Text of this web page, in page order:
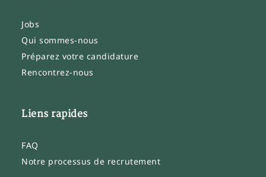
Jobs
Qui sommes-nous
Préparez votre candidature
Rencontrez-nous
Liens rapides
FAQ
Notre processus de recrutement